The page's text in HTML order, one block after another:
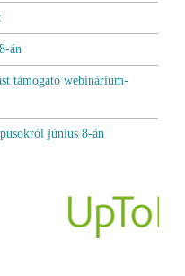
án
támogató webinárium-
június 8-án